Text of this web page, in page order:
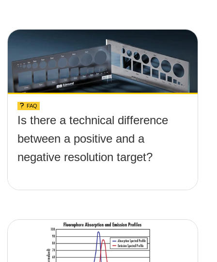
FAQ
Is there a technical difference
between a positive and a
negative resolution target?